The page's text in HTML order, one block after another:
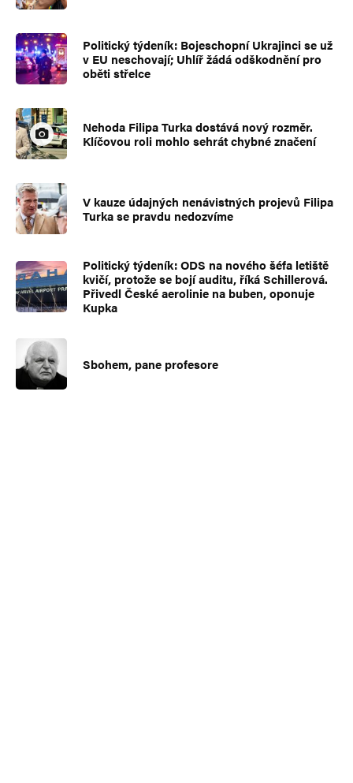
Politický týdeník: Bojeschopní Ukrajinci se už
v EU neschovají; Uhlíř žádá odškodnění pro
oběti střelce
Nehoda Filipa Turka dostává nový rozměr.
Klíčovou roli mohlo sehrát chybné značení
V kauze údajných nenávistných projevů Filipa
Turka se pravdu nedozvíme
Politický týdeník: ODS na nového šéfa letiště
kvičí, protože se bojí auditu, říká Schillerová.
Přivedl České aerolinie na buben, oponuje
Kupka
Sbohem, pane profesore